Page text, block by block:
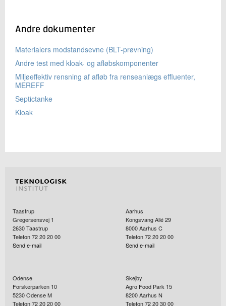
Andre dokumenter
Materialers modstandsevne (BLT-prøvning)
Andre test med kloak- og afløbskomponenter
Miljøeffektiv rensning af afløb fra renseanlægs effluenter,
MEREFF
Septictanke
Kloak
Taastrup
Gregersensvej 1
2630Taastrup
Telefon 72 20 20 00
Send e-mail
Aarhus
Kongsvang Allé 29
8000Aarhus C
Telefon 72 20 20 00
Send e-mail
Odense
Forskerparken 10
5230Odense M
Telefon 72 20 20 00
Skejby
Agro Food Park 15
8200Aarhus N
Telefon 72 20 30 00